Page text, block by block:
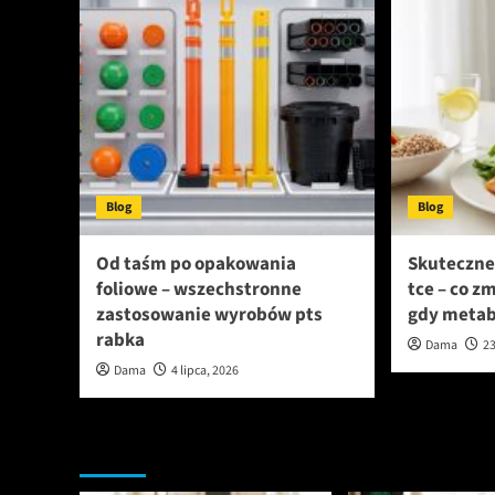
Blog
Od taśm po opakowania
foliowe – wszechstronne
zastosowanie wyrobów pts
rabka
Dama 4 lipca, 2026
Blog
tce – co
gdy
Dama